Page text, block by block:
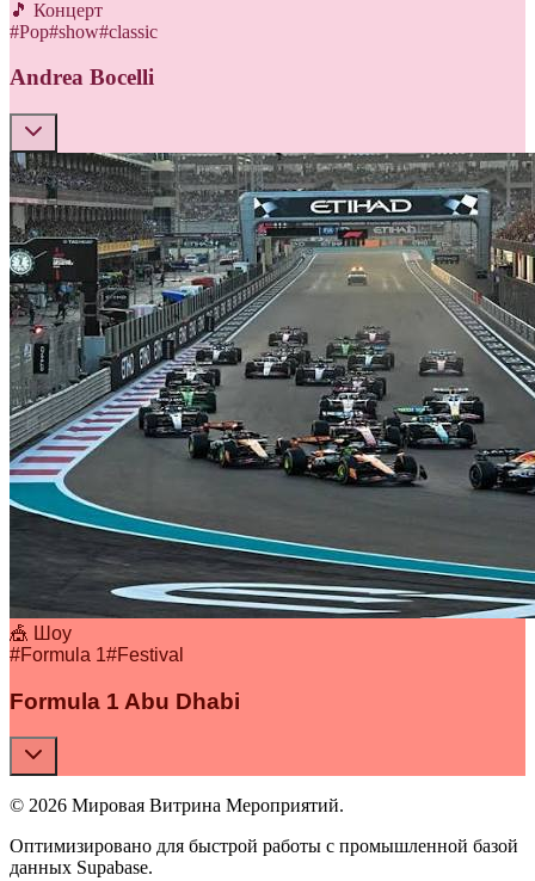
🎵 Концерт
#Pop#show#classic
Andrea Bocelli
🎪 Шоу
#Formula 1#Festival
Formula 1 Abu Dhabi
© 2026 Мировая Витрина Мероприятий.
Оптимизировано для быстрой работы с промышленной базой
данных Supabase.